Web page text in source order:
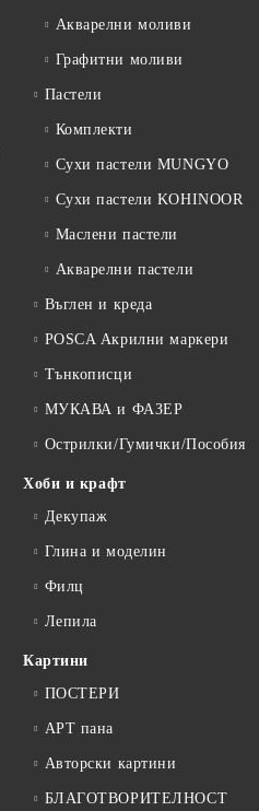
Акварелни моливи
Графитни моливи
Пастели
Комплекти
Сухи пастели MUNGYO
Сухи пастели KOHINOOR
Маслени пастели
Акварелни пастели
Въглен и креда
POSCA Акрилни маркери
Тънкописци
МУКАВА и ФАЗЕР
Острилки/Гумички/Пособия
Хоби и крафт
Декупаж
Глина и моделин
Филц
Лепила
Картини
ПОСТЕРИ
АРТ пана
Авторски картини
БЛАГОТВОРИТЕЛНОСТ